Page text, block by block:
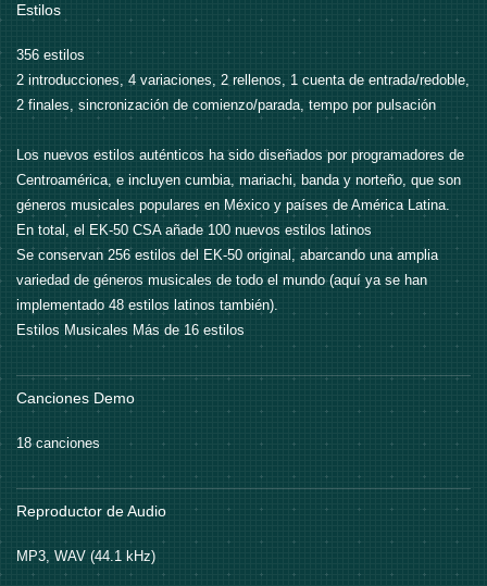
Estilos
356 estilos
2 introducciones, 4 variaciones, 2 rellenos, 1 cuenta de entrada/redoble,
2 finales, sincronización de comienzo/parada, tempo por pulsación
Los nuevos estilos auténticos ha sido diseñados por programadores de
Centroamérica, e incluyen cumbia, mariachi, banda y norteño, que son
géneros musicales populares en México y países de América Latina.
En total, el EK-50 CSA añade 100 nuevos estilos latinos
Se conservan 256 estilos del EK-50 original, abarcando una amplia
variedad de géneros musicales de todo el mundo (aquí ya se han
implementado 48 estilos latinos también).
Estilos Musicales Más de 16 estilos
Canciones Demo
18 canciones
Reproductor de Audio
MP3, WAV (44.1 kHz)